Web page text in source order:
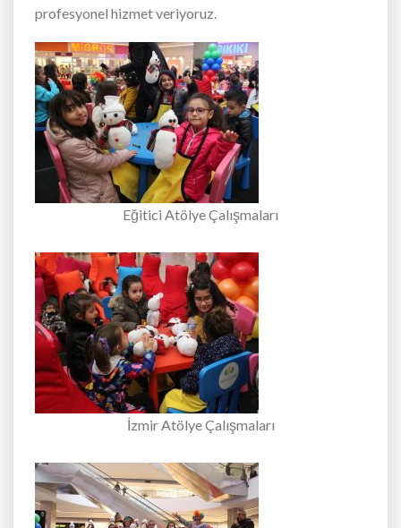
profesyonel hizmet veriyoruz.
Eğitici Atölye Çalışmaları
İzmir Atölye Çalışmaları